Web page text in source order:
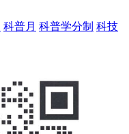
科普月 科普学分制 科技